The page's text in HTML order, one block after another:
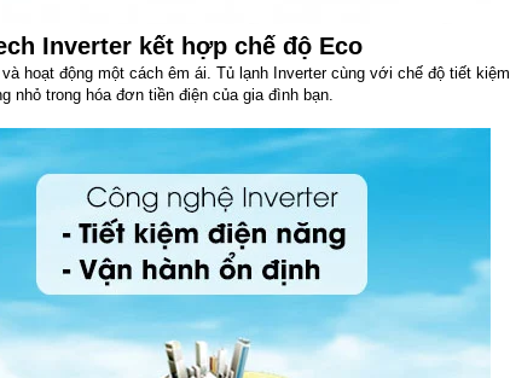
Inverter kết hợp chế độ Eco
hoạt động một cách êm ái. Tủ lạnh Inverter cùng với chế độ tiết kiệm
nhỏ trong hóa đơn tiền điện của gia đình bạn.